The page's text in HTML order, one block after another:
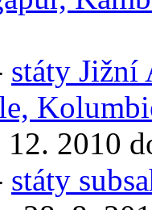
státy
2010
státy